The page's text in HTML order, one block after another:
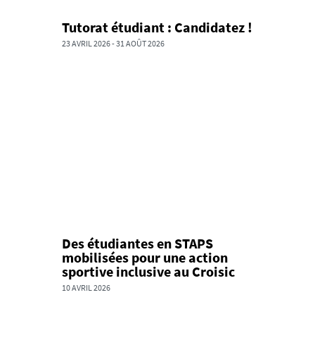
Tutorat étudiant : Candidatez !
23 AVRIL 2026-31 AOÛT 2026
Des étudiantes en STAPS
mobilisées pour une action
sportive inclusive au Croisic
10 AVRIL 2026